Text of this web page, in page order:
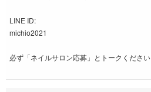
LINE ID:
michio2021
必ず「ネイルサロン応募」とトークください